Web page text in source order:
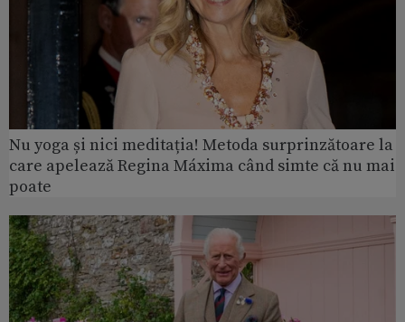
Nu yoga și nici meditația! Metoda surprinzătoare la
care apelează Regina Máxima când simte că nu mai
poate